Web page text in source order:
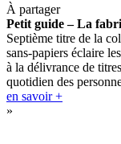
À partager
Petit guide – La
Septième titre de la
sans-papiers éclaire
à la délivrance de
quotidien des
en savoir +
»